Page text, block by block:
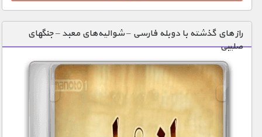
راز های گذشته با دوبله فارسی – شوالیه‌های معبد – جنگهای
صلیبی